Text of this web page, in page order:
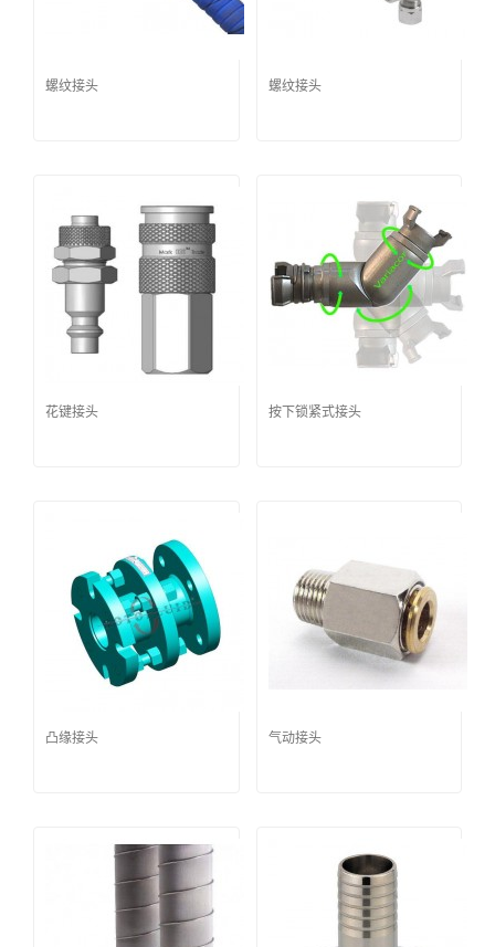
螺纹接头 螺纹接头
花键接头 按下锁紧式接头
凸缘接头 气动接头